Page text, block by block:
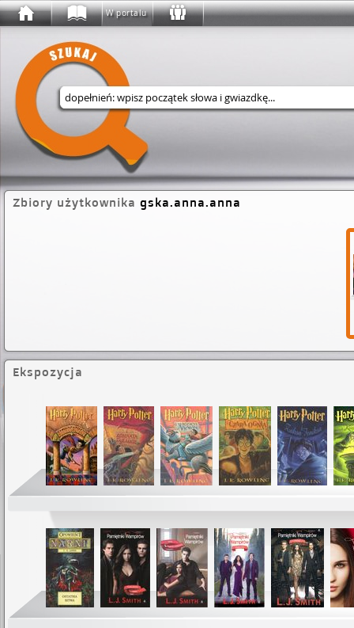
W portalu
Wyszukaj w serwisie
Zbiory użytkownika gska.anna.anna
Ekspozycja